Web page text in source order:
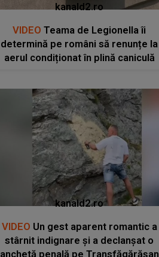
kanald2.ro
VIDEO Teama de Legionella îi
determină pe români să renunțe la
aerul condiționat în plină caniculă
kanald2.ro
VIDEO Un gest aparent romantic a
stârnit indignare și a declanșat o
anchetă penală pe Transfăgărășan